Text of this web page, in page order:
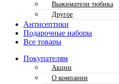
Выжиматели тюбика
Другое
Антисептики
Подарочные наборы
Все товары
Покупателям
Акции
О компании